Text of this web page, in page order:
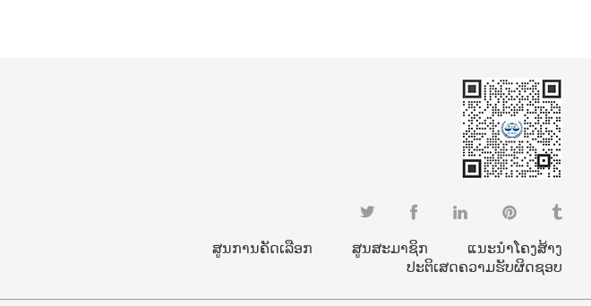
ສູນການຄັດເລືອກ
ສູນສະມາຊິກ
ແນະນຳໂຄງສ້າງ
ປະຕິເສດຄວາມຮັບຜິດຊອບ